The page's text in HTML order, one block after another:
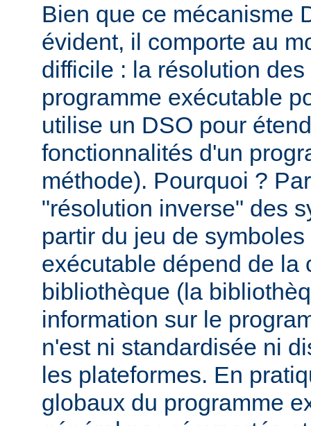
Bien que ce mécanisme
évident, il comporte au
difficile : la résolution
programme exécutable
utilise un DSO pour
fonctionnalités d'un
méthode). Pourquoi ?
"résolution inverse" des
partir du jeu de
exécutable dépend de la
bibliothèque (la
information sur le
n'est ni standardisée ni
les plateformes. En
globaux du programme